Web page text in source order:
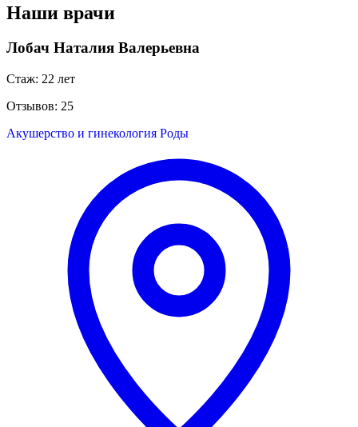
Наши врачи
Лобач Наталия Валерьевна
Стаж: 22 лет
Отзывов: 25
Акушерство и гинекология Роды